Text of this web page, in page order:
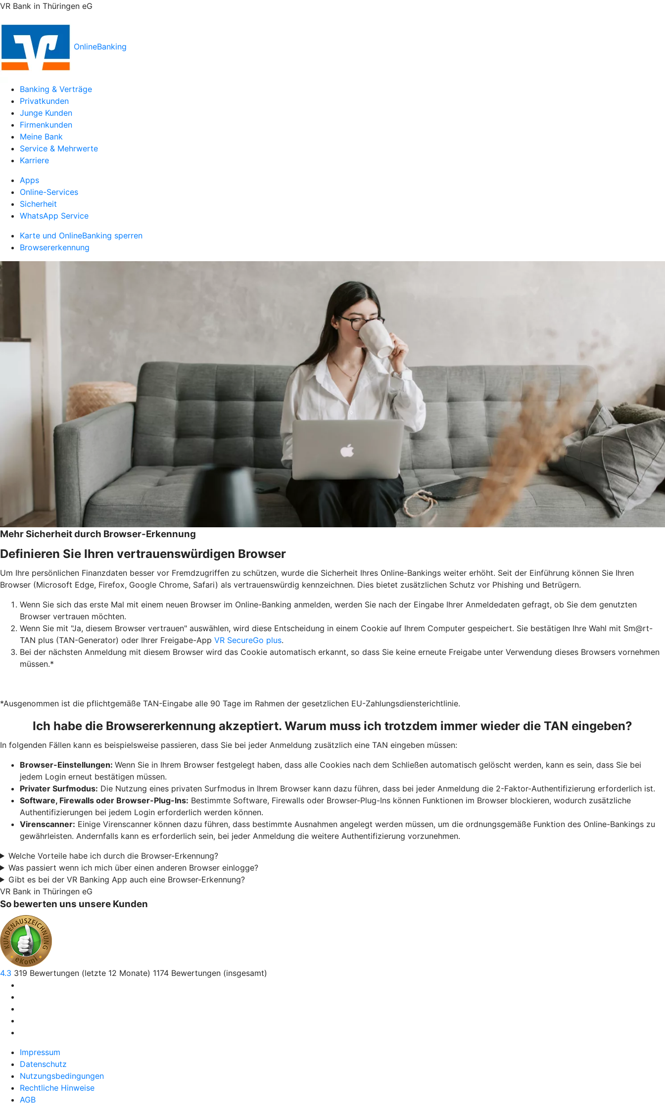
VR Bank in Thüringen eG
OnlineBanking
Banking & Verträge
Privatkunden
Junge Kunden
Firmenkunden
Meine Bank
Service & Mehrwerte
Karriere
Apps
Online-Services
Sicherheit
WhatsApp Service
Karte und OnlineBanking sperren
Browsererkennung
Mehr Sicherheit durch Browser-Erkennung
Definieren Sie Ihren vertrauenswürdigen Browser
Um Ihre persönlichen Finanzdaten besser vor Fremdzugriffen zu schützen, wurde die Sicherheit Ihres Online-Bankings weiter erhöht. Seit der Einführung können Sie Ihren
Browser (Microsoft Edge, Firefox, Google Chrome, Safari) als vertrauenswürdig kennzeichnen. Dies bietet zusätzlichen Schutz vor Phishing und Betrügern.
Wenn Sie sich das erste Mal mit einem neuen Browser im Online-Banking anmelden, werden Sie nach der Eingabe Ihrer Anmeldedaten gefragt, ob Sie dem genutzten
Browser vertrauen möchten.
Wenn Sie mit "Ja, diesem Browser vertrauen" auswählen, wird diese Entscheidung in einem Cookie auf Ihrem Computer gespeichert. Sie bestätigen Ihre Wahl mit Sm@rt-
TAN plus (TAN-Generator) oder Ihrer Freigabe-App VR SecureGo plus.
Bei der nächsten Anmeldung mit diesem Browser wird das Cookie automatisch erkannt, so dass Sie keine erneute Freigabe unter Verwendung dieses Browsers vornehmen
müssen.*
*Ausgenommen ist die pflichtgemäße TAN-Eingabe alle 90 Tage im Rahmen der gesetzlichen EU-Zahlungsdiensterichtlinie.
Ich habe die Browsererkennung akzeptiert. Warum muss ich trotzdem immer wieder die TAN eingeben?
In folgenden Fällen kann es beispielsweise passieren, dass Sie bei jeder Anmeldung zusätzlich eine TAN eingeben müssen:
Browser-Einstellungen: Wenn Sie in Ihrem Browser festgelegt haben, dass alle Cookies nach dem Schließen automatisch gelöscht werden, kann es sein, dass Sie bei
jedem Login erneut bestätigen müssen.
Privater Surfmodus: Die Nutzung eines privaten Surfmodus in Ihrem Browser kann dazu führen, dass bei jeder Anmeldung die 2-Faktor-Authentifizierung erforderlich ist.
Software, Firewalls oder Browser-Plug-Ins: Bestimmte Software, Firewalls oder Browser-Plug-Ins können Funktionen im Browser blockieren, wodurch zusätzliche
Authentifizierungen bei jedem Login erforderlich werden können.
Virenscanner: Einige Virenscanner können dazu führen, dass bestimmte Ausnahmen angelegt werden müssen, um die ordnungsgemäße Funktion des Online-Bankings zu
gewährleisten. Andernfalls kann es erforderlich sein, bei jeder Anmeldung die weitere Authentifizierung vorzunehmen.
Welche Vorteile habe ich durch die Browser-Erkennung?
Was passiert wenn ich mich über einen anderen Browser einlogge?
Gibt es bei der VR Banking App auch eine Browser-Erkennung?
VR Bank in Thüringen eG
So bewerten uns unsere Kunden
4.3 319 Bewertungen (letzte 12 Monate) 1174 Bewertungen (insgesamt)
Impressum
Datenschutz
Nutzungsbedingungen
Rechtliche Hinweise
AGB